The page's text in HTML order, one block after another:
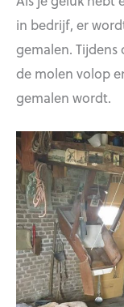
in bedrijf, er
gemalen. Tijdens
de molen volop
gemalen wordt.